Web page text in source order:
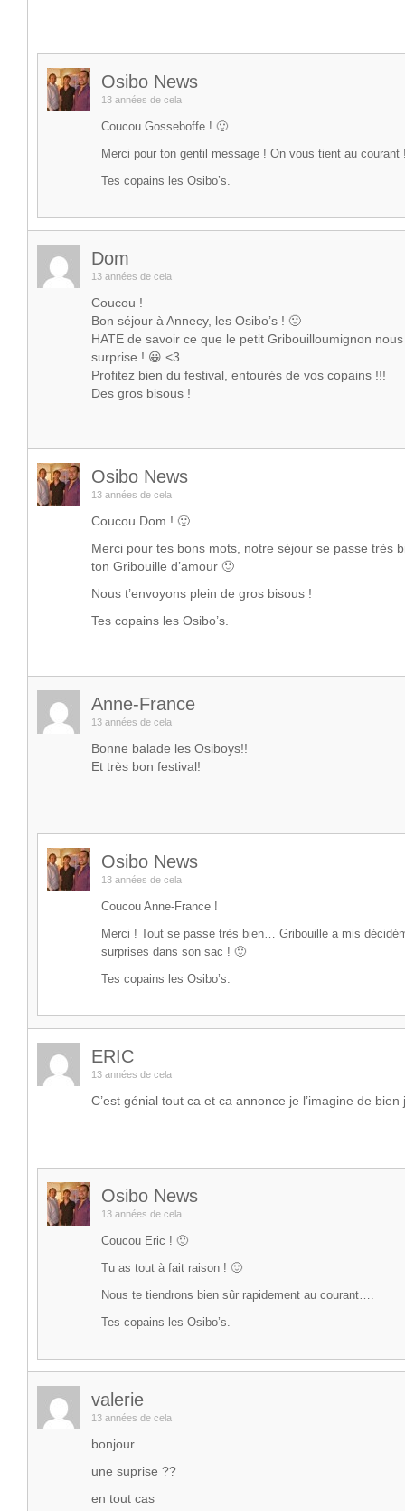
Osibo News
13 années de cela
Coucou Gosseboffe ! 🙂
Merci pour ton gentil message ! On vous tient au courant
Tes copains les Osibo’s.
Dom
13 années de cela
Coucou !
Bon séjour à Annecy, les Osibo’s ! 🙂
HATE de savoir ce que le petit Gribouilloumignon
surprise ! 😀 <3
Profitez bien du festival, entourés de vos copains !!!
Des gros bisous !
Osibo News
13 années de cela
Coucou Dom ! 🙂
Merci pour tes bons mots, notre séjour se passe très
ton Gribouille d’amour 🙂
Nous t’envoyons plein de gros bisous !
Tes copains les Osibo’s.
Anne-France
13 années de cela
Bonne balade les Osiboys!!
Et très bon festival!
Osibo News
13 années de cela
Coucou Anne-France !
Merci ! Tout se passe très bien… Gribouille a mis
surprises dans son sac ! 🙂
Tes copains les Osibo’s.
ERIC
13 années de cela
C’est génial tout ca et ca annonce je l’imagine de
Osibo News
13 années de cela
Coucou Eric ! 🙂
Tu as tout à fait raison ! 🙂
Nous te tiendrons bien sûr rapidement au courant….
Tes copains les Osibo’s.
valerie
13 années de cela
bonjour
une suprise ??
en tout cas